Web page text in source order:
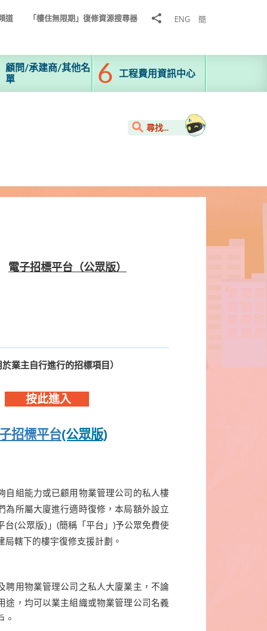
道 「樓住無限期」復修資源搜尋器
分
ENG 簡
顧問/承建商/其他名
單
工程費用資訊中心
尋找...
電子招標平台 （公眾版）
於業主自行進行的招標項目 ）
按此進入
招標平台(公眾版)
自組能力或已顧用物業管理公司的私人樓
為所屬大廈進行適時復修，本局額外設立
台(公眾版)」 (簡稱「平台」)予公眾免費使
局轄下的樓宇復修支援計劃。
聘用物業管理公司之私人大廈業主，不論
途，均可以業主組織或物業管理公司名義
。